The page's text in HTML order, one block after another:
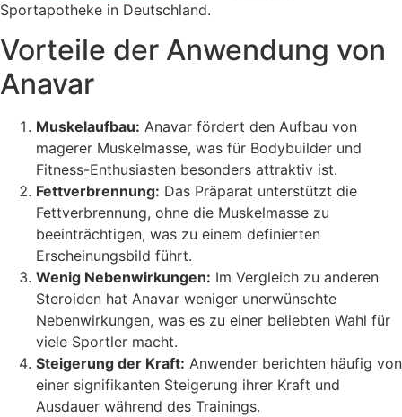
Sportapotheke in Deutschland.
Vorteile der Anwendung von
Anavar
Muskelaufbau: Anavar fördert den Aufbau von
magerer Muskelmasse, was für Bodybuilder und
Fitness-Enthusiasten besonders attraktiv ist.
Fettverbrennung: Das Präparat unterstützt die
Fettverbrennung, ohne die Muskelmasse zu
beeinträchtigen, was zu einem definierten
Erscheinungsbild führt.
Wenig Nebenwirkungen: Im Vergleich zu anderen
Steroiden hat Anavar weniger unerwünschte
Nebenwirkungen, was es zu einer beliebten Wahl für
viele Sportler macht.
Steigerung der Kraft: Anwender berichten häufig von
einer signifikanten Steigerung ihrer Kraft und
Ausdauer während des Trainings.